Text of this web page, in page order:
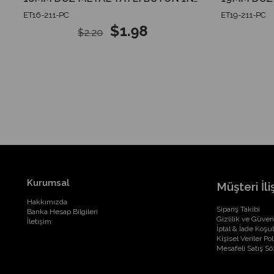
ET16-211-PC
$1.98
$2.20
ET19-211-PC
Kurumsal
Hakkımızda
Banka Hesap Bilgileri
İletişim
Müşteri
Sipariş Takibi
Gizlilik ve
İptal & İade
Kişisel Veriler
Mesafeli Satış